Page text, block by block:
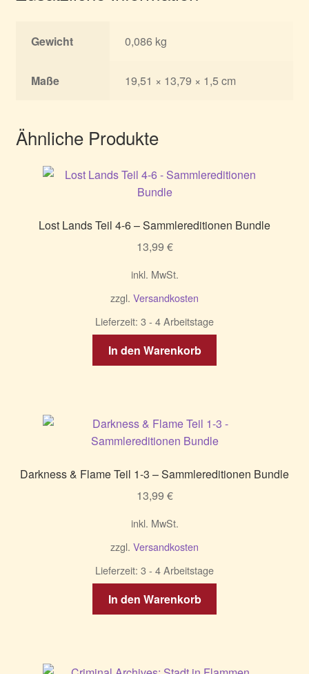
Gewicht 0,086 kg
Maße 19,51 × 13,79 × 1,5 cm
Ähnliche Produkte
Lost Lands Teil 4-6 – Sammlereditionen Bundle
13,99 €
inkl. MwSt.
zzgl. Versandkosten
Lieferzeit: 3 - 4 Arbeitstage
In den Warenkorb
Darkness & Flame Teil 1-3 – Sammlereditionen Bundle
13,99 €
inkl. MwSt.
zzgl. Versandkosten
Lieferzeit: 3 - 4 Arbeitstage
In den Warenkorb